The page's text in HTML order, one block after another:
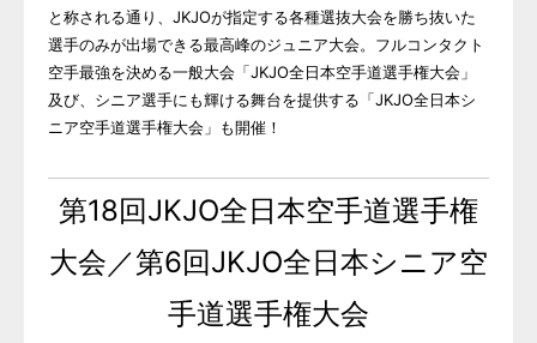
と称される通り、JKJOが指定する各種選抜大会を勝ち抜いた
選手のみが出場できる最高峰のジュニア大会。フルコンタクト
空手最強を決める一般大会「JKJO全日本空手道選手権大会」
及び、シニア選手にも輝ける舞台を提供する「JKJO全日本シ
ニア空手道選手権大会」も開催！
第18回JKJO全日本空手道選手権
大会／第6回JKJO全日本シニア空
手道選手権大会